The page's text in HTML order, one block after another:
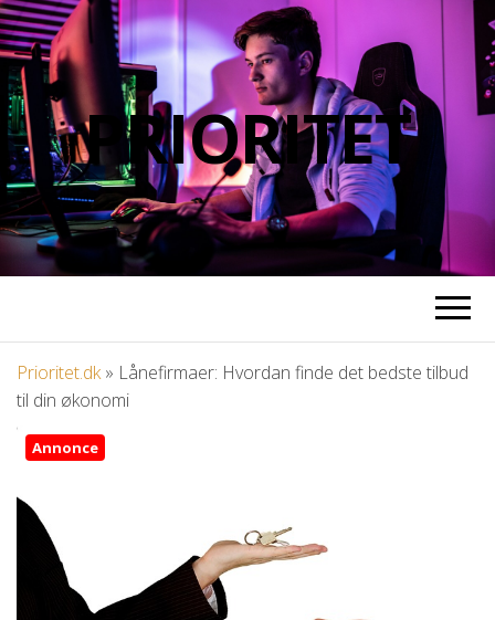
PRIORITET
Prioritet.dk» Lånefirmaer: Hvordan finde det bedste tilbud
til din økonomi
Annonce